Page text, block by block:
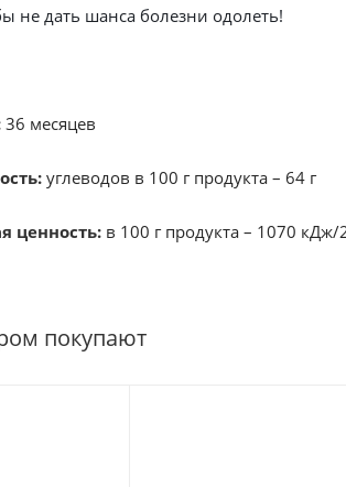
не дать шанса болезни одолеть!
36 месяцев
углеводов в 100 г продукта – 64 г
ценность: в 100 г продукта – 1070 кДж/
покупают